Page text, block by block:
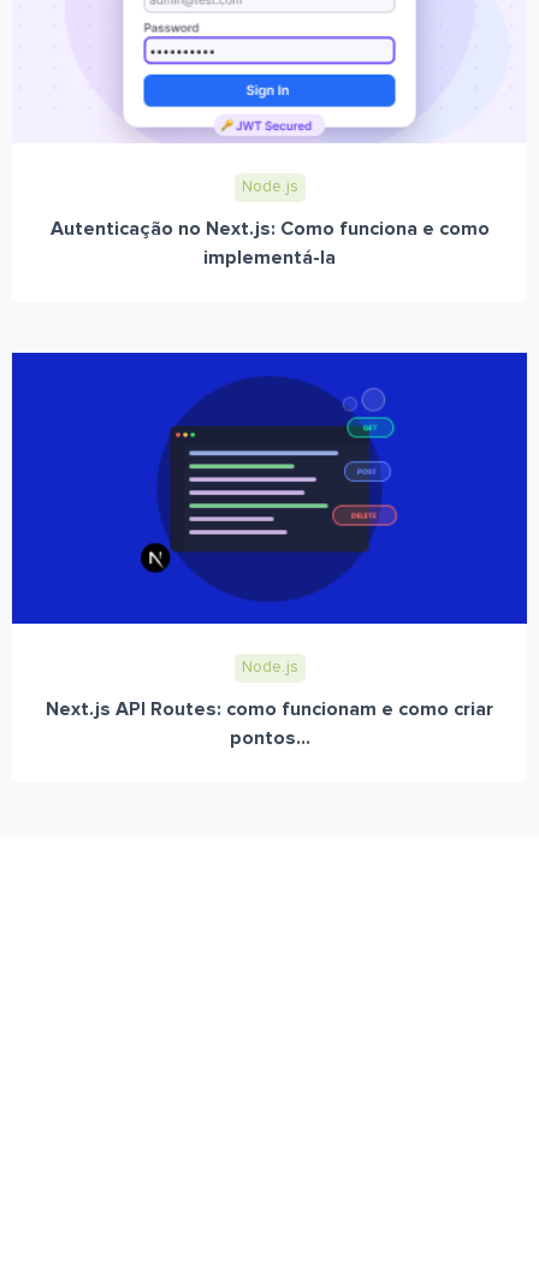
Node.js
Autenticação no Next.js: Como funciona e como
implementá-la
Node.js
Next.js API Routes: como funcionam e como criar
pontos...